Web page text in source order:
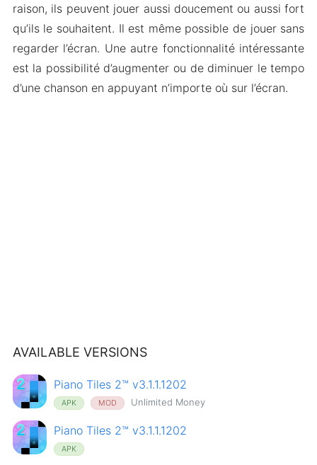
raison, ils peuvent jouer aussi doucement ou aussi fort
qu’ils le souhaitent. Il est même possible de jouer sans
regarder l’écran. Une autre fonctionnalité intéressante
est la possibilité d’augmenter ou de diminuer le tempo
d’une chanson en appuyant n’importe où sur l’écran.
AVAILABLE VERSIONS
Piano Tiles 2™ v3.1.1.1202
APK MOD Unlimited Money
Piano Tiles 2™ v3.1.1.1202
APK